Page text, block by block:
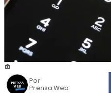
Prensa Web
Por